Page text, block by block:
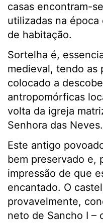
casas encontram-
utilizadas na
de habitação.
Sortelha é,
medieval, tendo as
colocado a
antropomórficas
volta da igreja
Senhora das Neves.
Este antigo
bem preservado e,
impressão de que
encantado. O
provavelmente,
neto de Sancho I –